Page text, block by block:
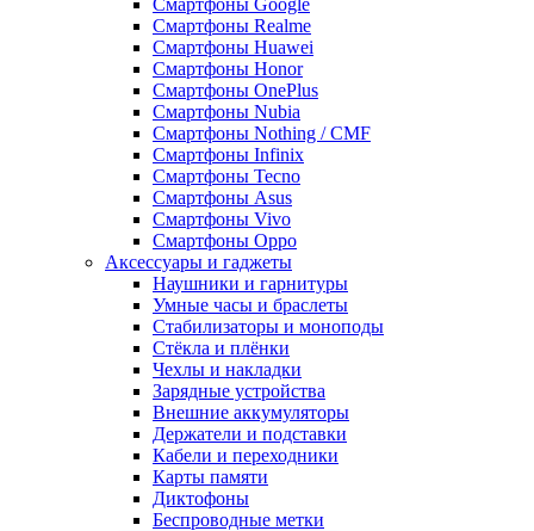
Смартфоны Google
Смартфоны Realme
Смартфоны Huawei
Смартфоны Honor
Смартфоны OnePlus
Смартфоны Nubia
Смартфоны Nothing / CMF
Смартфоны Infinix
Смартфоны Tecno
Смартфоны Asus
Смартфоны Vivo
Смартфоны Oppo
Аксессуары и гаджеты
Наушники и гарнитуры
Умные часы и браслеты
Стабилизаторы и моноподы
Стёкла и плёнки
Чехлы и накладки
Зарядные устройства
Внешние аккумуляторы
Держатели и подставки
Кабели и переходники
Карты памяти
Диктофоны
Беспроводные метки